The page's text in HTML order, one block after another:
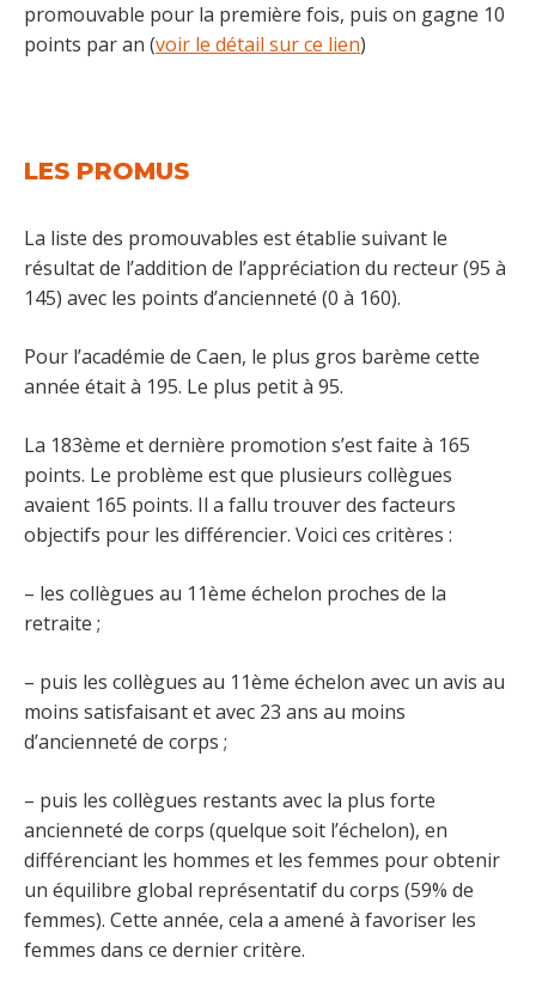
promouvable pour la première fois, puis on gagne 10
points par an (voir le détail sur ce lien)
LES PROMUS
La liste des promouvables est établie suivant le
résultat de l’addition de l’appréciation du recteur (95 à
145) avec les points d’ancienneté (0 à 160).
Pour l’académie de Caen, le plus gros barème cette
année était à 195. Le plus petit à 95.
La 183ème et dernière promotion s’est faite à 165
points. Le problème est que plusieurs collègues
avaient 165 points. Il a fallu trouver des facteurs
objectifs pour les différencier. Voici ces critères :
– les collègues au 11ème échelon proches de la
retraite ;
– puis les collègues au 11ème échelon avec un avis au
moins satisfaisant et avec 23 ans au moins
d’ancienneté de corps ;
– puis les collègues restants avec la plus forte
ancienneté de corps (quelque soit l’échelon), en
différenciant les hommes et les femmes pour obtenir
un équilibre global représentatif du corps (59% de
femmes). Cette année, cela a amené à favoriser les
femmes dans ce dernier critère.